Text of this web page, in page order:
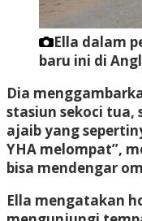
Ella dalam
baru ini di
Dia
stasiun sekoci tua,
ajaib yang
YHA melompat”,
bisa mendengar
Ella mengatakan